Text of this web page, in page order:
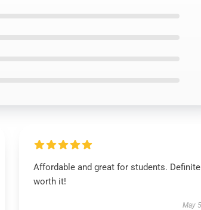
Affordable and great for students.
worth it!
May